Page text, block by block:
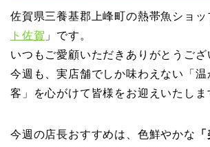
佐賀県三養基郡上峰町の熱帯魚ショッ
ト佐賀 」です。
いつもご愛顧いただきありがとうござ
今週も、実店舗でしか味わえない「
客」を心がけて皆様をお迎えいたしま
今週の店長おすすめは、色鮮やかな